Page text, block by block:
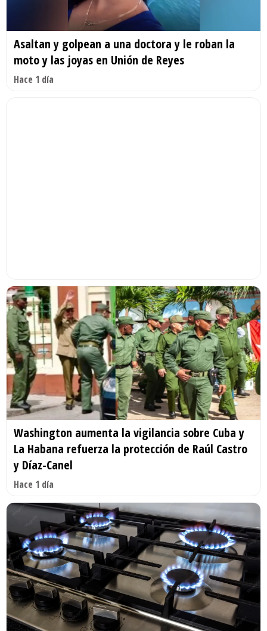
Asaltan y golpean a una doctora y le roban la
moto y las joyas en Unión de Reyes
Hace 1 día
Washington aumenta la vigilancia sobre Cuba y
La Habana refuerza la protección de Raúl Castro
y Díaz-Canel
Hace 1 día